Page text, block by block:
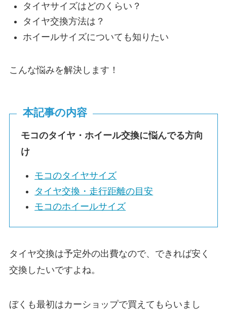
タイヤサイズはどのくらい？
タイヤ交換方法は？
ホイールサイズについても知りたい
こんな悩みを解決します！
本記事の内容
モコのタイヤ・ホイール交換に悩んでる方向
け
モコのタイヤサイズ
タイヤ交換・走行距離の目安
モコのホイールサイズ
タイヤ交換は予定外の出費なので、できれば安く
交換したいですよね。
ぼくも最初はカーショップで買えてもらいまし